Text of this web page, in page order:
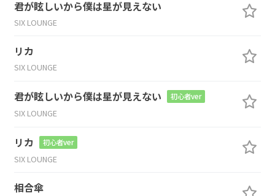
君が眩しいから僕は星が見えない
SIX LOUNGE
リカ
SIX LOUNGE
君が眩しいから僕は星が見えない 初心者ver
SIX LOUNGE
リカ 初心者ver
SIX LOUNGE
相合傘